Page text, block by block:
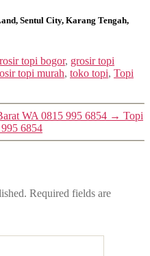
Sentul City, Karang Tengah,
topi bogor, grosir topi
topi murah, toko topi, Topi
WA 0815 995 6854 → Topi
6854
Required fields are